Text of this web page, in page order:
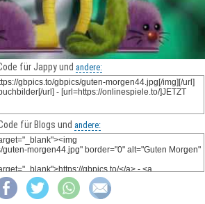
für Jappy und andere:
für Blogs und andere: